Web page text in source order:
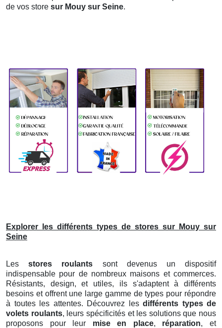
de vos store sur Mouy sur Seine.
Explorer les différents types de stores sur Mouy sur
Seine
Lesstores roulants sont devenus un dispositif
indispensable pour de nombreux maisons et commerces.
Résistants, design, et utiles, ils s'adaptent à différents
besoins et offrent une large gamme de types pour répondre
à toutes les attentes. Découvrez les différents types de
volets roulants, leurs spécificités et les solutions que nous
proposons pour leur mise en place, réparation, et